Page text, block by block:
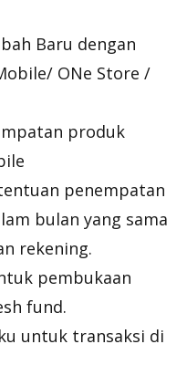
Baru dengan
ONe Store /
produk
penempatan
bulan yang sama
rekening.
pembukaan
fund.
untuk transaksi di